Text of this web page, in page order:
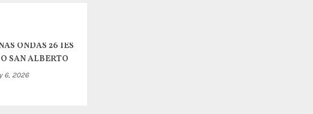
ONDAS 26 IES
SAN ALBERTO
6, 2026